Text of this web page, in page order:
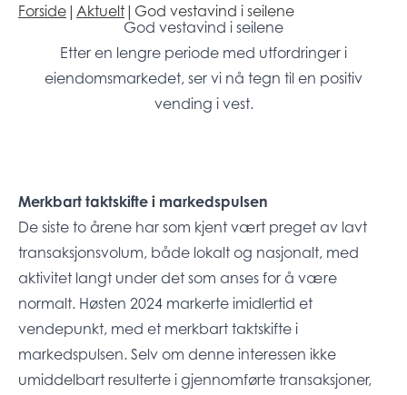
Forside | Aktuelt | God vestavind i seilene
God vestavind i seilene
Etter en lengre periode med utfordringer i
eiendomsmarkedet, ser vi nå tegn til en positiv
vending i vest.
Merkbart taktskifte i markedspulsen
De siste to årene har som kjent vært preget av lavt
transaksjonsvolum, både lokalt og nasjonalt, med
aktivitet langt under det som anses for å være
normalt. Høsten 2024 markerte imidlertid et
vendepunkt, med et merkbart taktskifte i
markedspulsen. Selv om denne interessen ikke
umiddelbart resulterte i gjennomførte transaksjoner,